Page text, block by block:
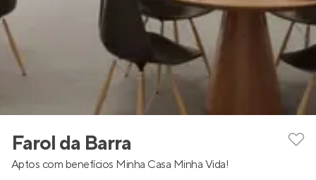
Farol da Barra
Aptos com benefícios Minha Casa Minha Vida!